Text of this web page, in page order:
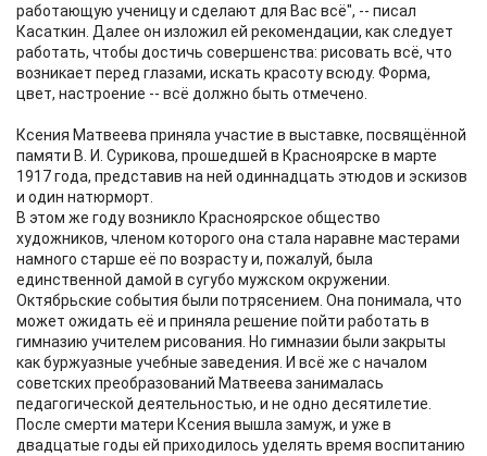
работающую ученицу и сделают для Вас всё", -- писал
Касаткин. Далее он изложил ей рекомендации, как следует
работать, чтобы достичь совершенства: рисовать всё, что
возникает перед глазами, искать красоту всюду. Форма,
цвет, настроение -- всё должно быть отмечено.
Ксения Матвеева приняла участие в выставке, посвящённой
памяти В. И. Сурикова, прошедшей в Красноярске в марте
1917 года, представив на ней одиннадцать этюдов и эскизов
и один натюрморт.
В этом же году возникло Красноярское общество
художников, членом которого она стала наравне мастерами
намного старше её по возрасту и, пожалуй, была
единственной дамой в сугубо мужском окружении.
Октябрьские события были потрясением. Она понимала, что
может ожидать её и приняла решение пойти работать в
гимназию учителем рисования. Но гимназии были закрыты
как буржуазные учебные заведения. И всё же с началом
советских преобразований Матвеева занималась
педагогической деятельностью, и не одно десятилетие.
После смерти матери Ксения вышла замуж, и уже в
двадцатые годы ей приходилось уделять время воспитанию